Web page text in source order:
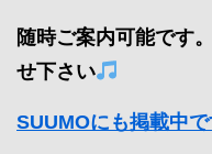
随時ご案内可能です
せ下さい
SUUMOにも掲載中で